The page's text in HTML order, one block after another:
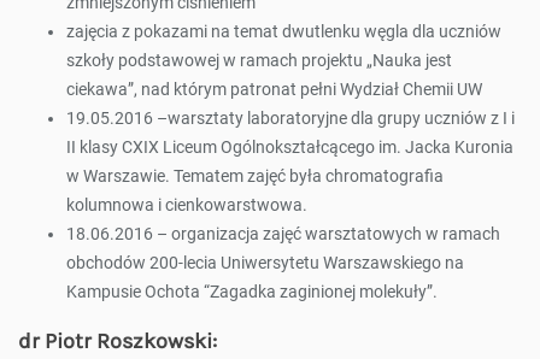
zajęcia z pokazami na temat dwutlenku węgla dla uczniów
szkoły podstawowej w ramach projektu „Nauka jest
ciekawa”, nad którym patronat pełni Wydział Chemii UW
19.05.2016 –warsztaty laboratoryjne dla grupy uczniów z I i
II klasy CXIX Liceum Ogólnokształcącego im. Jacka Kuronia
w Warszawie. Tematem zajęć była chromatografia
kolumnowa i cienkowarstwowa.
18.06.2016 – organizacja zajęć warsztatowych w ramach
obchodów 200-lecia Uniwersytetu Warszawskiego na
Kampusie Ochota “Zagadka zaginionej molekuły”.
dr Piotr Roszkowski: